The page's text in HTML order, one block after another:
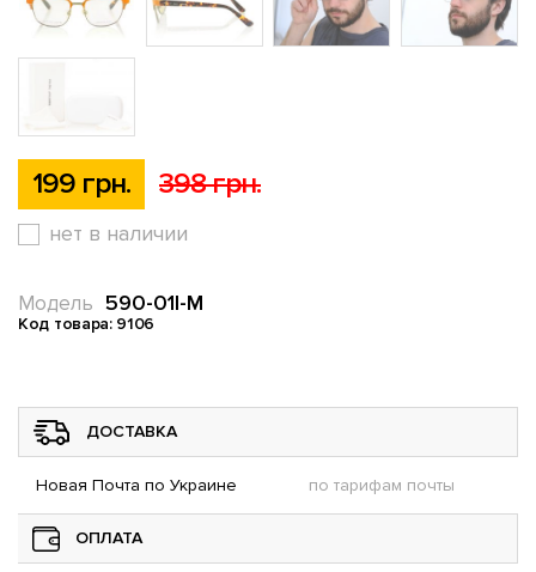
199 грн. 398 грн.
нет в наличии
590-01l-M
Модель
Код товара: 9106
ДОСТАВКА
Новая Почта по Украине по тарифам почты
ОПЛАТА